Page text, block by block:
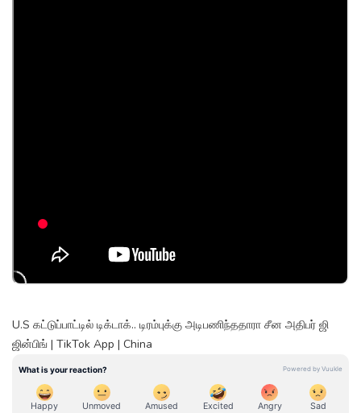
U.S கட்டுப்பாட்டில் டிக்டாக்.. டிரம்புக்கு அடிபணிந்ததாரா சீன அதிபர் ஜி
ஜின்பிங் | TikTok App | China